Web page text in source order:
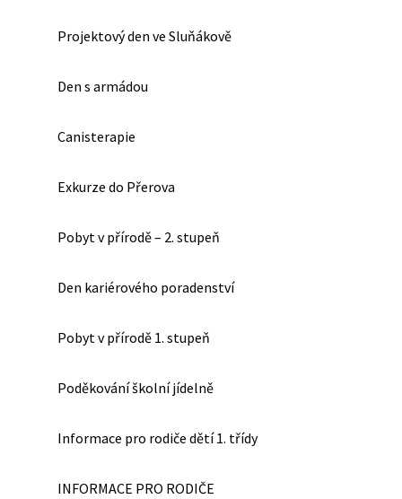
Projektový den ve Sluňákově
Den s armádou
Canisterapie
Exkurze do Přerova
Pobyt v přírodě – 2. stupeň
Den kariérového poradenství
Pobyt v přírodě 1. stupeň
Poděkování školní jídelně
Informace pro rodiče dětí 1. třídy
INFORMACE PRO RODIČE